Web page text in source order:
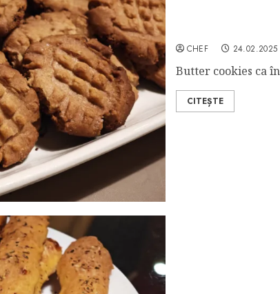
CHEF 24.02.2025
Butter cookies ca
CITEȘTE